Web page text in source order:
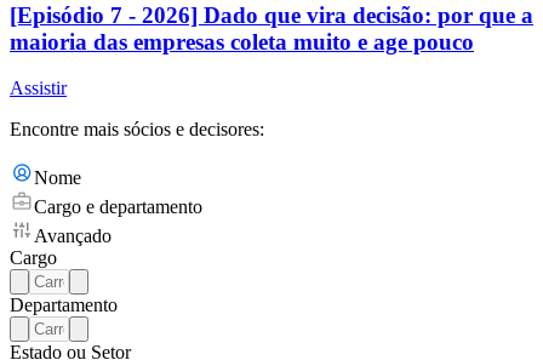
[Episódio 7 - 2026] Dado que vira decisão: por que a
maioria das empresas coleta muito e age pouco
Assistir
Encontre mais sócios e decisores:
Nome
Cargo e departamento
Avançado
Cargo
Departamento
Estado ou Setor